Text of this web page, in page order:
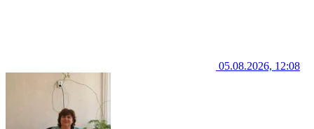
05.08.2026, 12:08